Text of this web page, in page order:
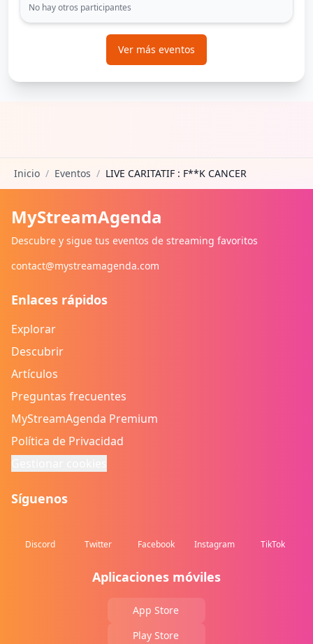
No hay otros participantes
Ver más eventos
Inicio / Eventos / LIVE CARITATIF : F**K CANCER
MyStreamAgenda
Descubre y sigue tus eventos de streaming favoritos
contact@mystreamagenda.com
Enlaces rápidos
Explorar
Descubrir
Artículos
Preguntas frecuentes
MyStreamAgenda Premium
Política de Privacidad
Síguenos
Discord Twitter Facebook Instagram TikTok
Aplicaciones móviles
App Store
Play Store